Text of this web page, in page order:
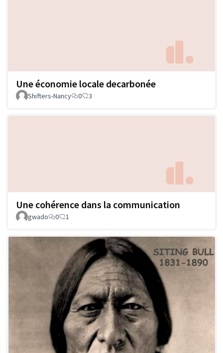
Une économie locale decarbonée
Shifters-Nancy 0 3
Une cohérence dans la communication
gwado 0 1